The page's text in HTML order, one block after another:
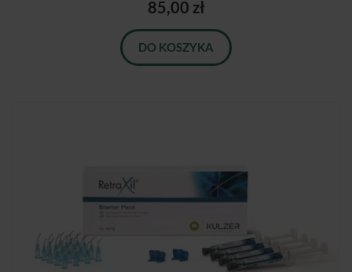
85,00 zł
DO KOSZYKA